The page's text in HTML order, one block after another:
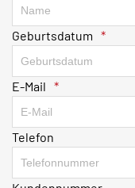
Geburtsdatum
E-Mail
Telefon